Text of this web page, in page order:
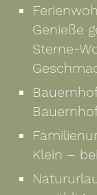
Genieße
Sterne-
Klein –